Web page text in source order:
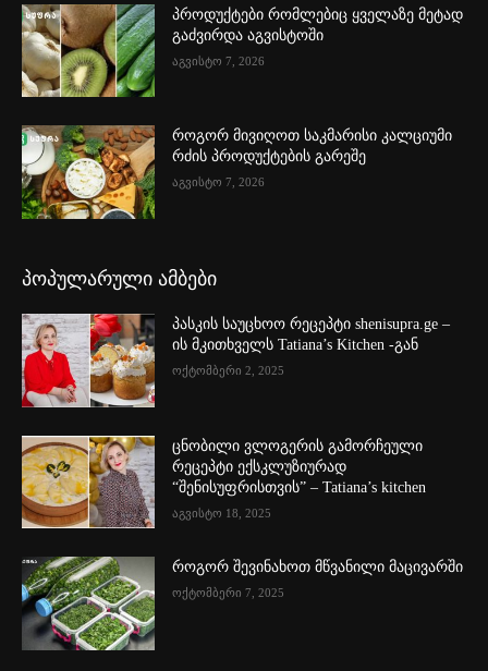
პროდუქტები რომლებიც ყველაზე მეტად
გაძვირდა აგვისტოში
აგვისტო 7, 2026
როგორ მივიღოთ საკმარისი კალციუმი
რძის პროდუქტების გარეშე
აგვისტო 7, 2026
პოპულარული ამბები
პასკის საუცხოო რეცეპტი shenisupra.ge –
ის მკითხველს Tatiana’s Kitchen -გან
ოქტომბერი 2, 2025
ცნობილი ვლოგერის გამორჩეული
რეცეპტი ექსკლუზიურად
“შენისუფრისთვის” – Tatiana’s kitchen
აგვისტო 18, 2025
როგორ შევინახოთ მწვანილი მაცივარში
ოქტომბერი 7, 2025